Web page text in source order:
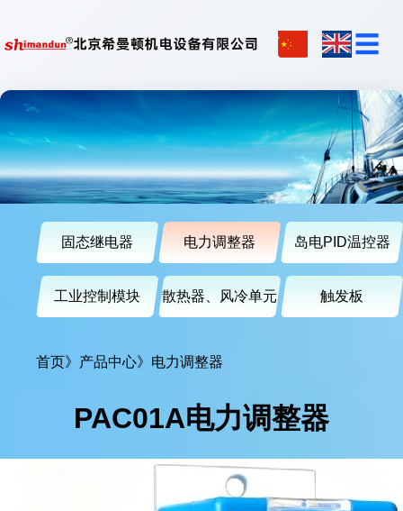
☰
固态继电器 电力调整器 岛电PID温控器
工业控制模块 散热器、风冷单元 触发板
首页》 产品中心》 电力调整器
PAC01A电力调整器